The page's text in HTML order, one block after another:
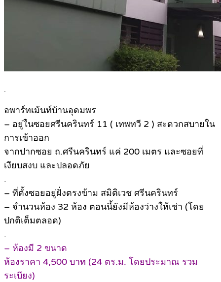
.
อพาร์ทเม้นท์บ้านอุดมพร
– อยู่ในซอยศรีนครินทร์ 11 ( เทพทวี 2 ) สะดวกสบายใน
การเข้าออก
จากปากซอย ถ.ศรีนครินทร์ แค่ 200 เมตร และซอยที่
เงียบสงบ และปลอดภัย
.
– ที่ตั้งซอยอยู่ฝั่งตรงข้าม สมิติเวช ศรีนครินทร์
– จำนวนห้อง 32 ห้อง ตอนนี้ยังมีห้องว่างให้เช่า (โดย
ปกติเต็มตลอด)
.
– ห้องมี 2 ขนาด
ห้องราคา 4,500 บาท (24 ตร.ม. โดยประมาณ รวม
ระเบียง)